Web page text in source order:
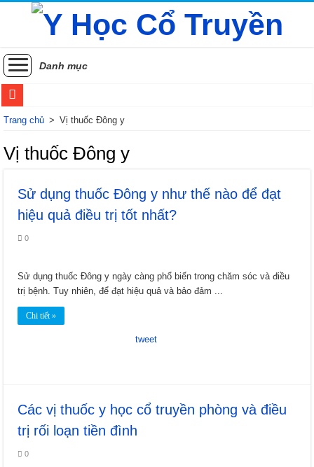
Danh mục
Sử dụng thuốc Đông y như thế nào để đạt hiệu quả điều trị tốt nhất?
Các vị thuốc y học cổ truyền phòng và điều trị rối loạn tiền đình
Các phương pháp điều trị zona thần kinh bằng Đông y
Khám phá những lợi ích sức khỏe của đằng sâm
Xuyên khung: Bí ẩn sức khỏe từ thảo dược phương đông
Khám phá cây Đỗ trọng: Bí quyết cho xương khớp khỏe mạnh và thận khí dồi
Đào nhân trong Đông y: Vị thuốc quý cho phụ nữ và nhiều công dụng khác
Cát cánh: Hỗ trợ điều trị bệnh đường hô hấp và các vấn đề sức khỏe khác
Trang chủ > Vị thuốc Đông y
Vị thuốc Đông y
Sử dụng thuốc Đông y như thế nào để đạt
hiệu quả điều trị tốt nhất?
0
Sử dụng thuốc Đông y ngày càng phổ biến trong chăm sóc và điều
trị bệnh. Tuy nhiên, để đạt hiệu quả và bảo đảm ...
Chi tiết »
tweet
Các vị thuốc y học cổ truyền phòng và điều
trị rối loạn tiền đình
0